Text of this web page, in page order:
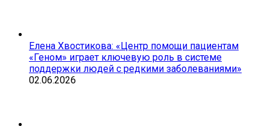
Елена Хвостикова: «Центр помощи пациентам
«Геном» играет ключевую роль в системе
поддержки людей с редкими заболеваниями»
02.06.2026